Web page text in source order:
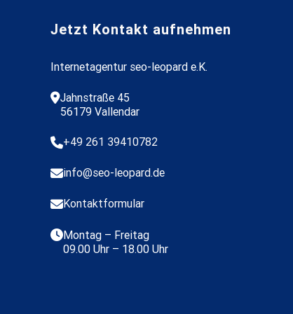
Jetzt Kontakt aufnehmen
Internetagentur seo-leopard e.K.
Jahnstraße 45
56179 Vallendar
+49 261 39410782
info@seo-leopard.de
Kontaktformular
Montag – Freitag
09.00 Uhr – 18.00 Uhr